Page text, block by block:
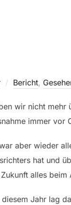
Bericht,
wir nicht
immer vor
aber wieder
hat und
alles beim
diesem Jahr lag